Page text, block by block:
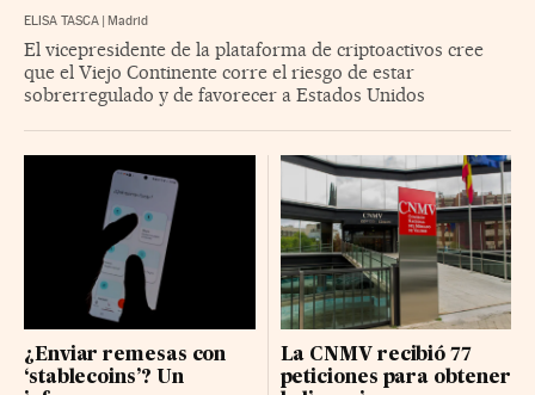
ELISA TASCA Madrid
El vicepresidente de la plataforma de criptoactivos cree
que el Viejo Continente corre el riesgo de estar
sobrerregulado y de favorecer a Estados Unidos
¿Enviar remesas con
‘stablecoins’? Un
La CNMV recibió 77
peticiones para obtener